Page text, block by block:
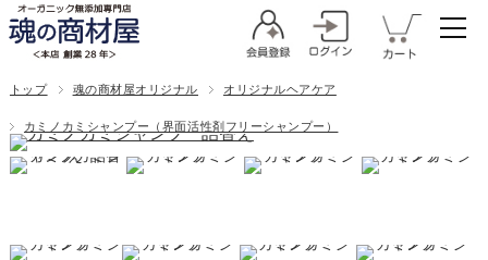
トップ 魂の商材屋オリジナル オリジナルヘアケア
カミノカミシャンプー（界面活性剤フリーシャンプー）